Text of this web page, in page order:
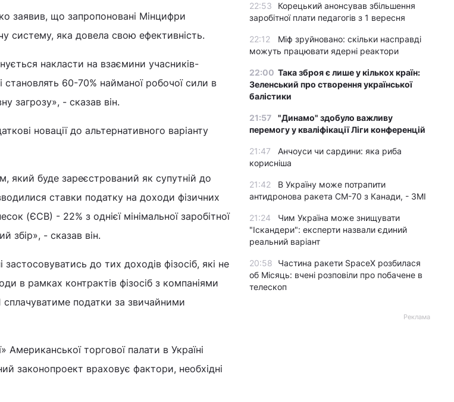
заявив, що запропоновані Мінцифри
систему, яка довела свою ефективність.
накласти на взаємини учасників-
60-70% найманої робочої сили в
загрозу», - сказав він.
новації до альтернативного варіанту
буде зареєстрований як супутній до
ставки податку на доходи фізичних
(ЄСВ) - 22% з однієї мінімальної заробітної
збір», - сказав він.
до тих доходів фізосіб, які не
в рамках контрактів фізосіб з компаніями
податки за звичайними
Американської торгової палати в Україні
законопроект враховує фактори, необхідні
22:53
Корецький анонсував збільшення
заробітної плати педагогів з 1 вересня
22:12
Міф зруйновано: скільки насправді
можуть працювати ядерні реактори
22:00 Така зброя є лише у кількох країн:
Зеленський про створення української
балістики
21:57
"Динамо" здобуло важливу
перемогу у кваліфікації Ліги конференцій
21:47
Анчоуси чи сардини: яка риба
корисніша
21:42
В Україну може потрапити
антидронова ракета CM-70 з Канади, - ЗМІ
21:24
Чим Україна може знищувати
"Іскандери": експерти назвали єдиний
реальний варіант
20:58
Частина ракети SpaceX розбилася
об Місяць: вчені розповіли про побачене в
телескоп
Реклама